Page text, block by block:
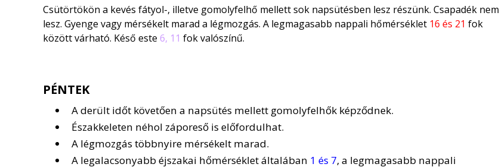
Csütörtökön a kevés fátyol-, illetve gomolyfelhő mellett sok napsütésben lesz részünk. Csapadék nem
lesz. Gyenge vagy mérsékelt marad a légmozgás. A legmagasabb nappali hőmérséklet 16 és 21 fok
között várható. Késő este 6, 11 fok valószínű.
PÉNTEK
A derült időt követően a napsütés mellett gomolyfelhők képződnek.
Északkeleten néhol záporeső is előfordulhat.
A légmozgás többnyire mérsékelt marad.
A legalacsonyabb éjszakai hőmérséklet általában 1 és 7, a legmagasabb nappali